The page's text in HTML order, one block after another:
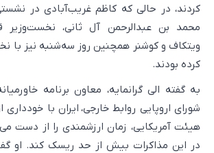
کردند، در حالی که کاظم غریب‌آبادی در
محمد بن عبدالرحمن آل ثانی، نخست‌وزیر
ویتکاف و کوشنر همچنین روز سه‌شنبه نیز با
کرده بودند.
به گفته الی گرانمایه، معاون برنامه
شورای اروپایی روابط خارجی، ایران با خودداری
هیئت آمریکایی، زمان ارزشمندی را از دست
در این مذاکرات بیش از حد ریسک کند. او